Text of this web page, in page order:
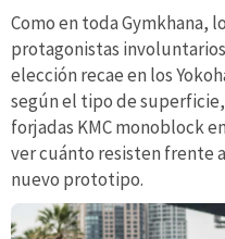
Como en toda Gymkhana,
protagonistas
elección recae en los
según el tipo de
forjadas KMC monoblock
ver cuánto resisten frente
nuevo prototipo.